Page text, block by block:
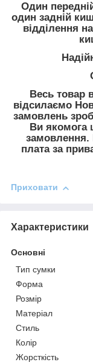
Один
один задній
відділення
Весь товар
відсилаємо
замовлень
Ви якомога
замовлення.
плата за
Приховати
Характеристики
Основні
Тип сумки
Форма
Розмір
Матеріал
Стиль
Колір
Жорсткість